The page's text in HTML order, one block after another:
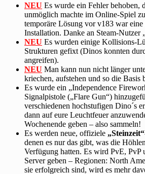
NEU Es wurde ein Fehler behoben,
unmöglich machte im Online-Spiel
temporäre Lösung vor v183 war
Installation. Danke an Steam-Nutzer
NEU Es wurden einige Kollisions-
Strukturen gefixt (Dinos konnten
angreifen).
NEU Man kann nun nicht länger
kriechen, aufstehen und so die Basis
Es wurde ein „Independence
Signalpistole („Flare Gun“)
verschiedenen hochstufigen Dino´s
dann auf eure Leuchtfeuer
Wochenende geben – also sammeln!
Es werden neue, offiziele
denen es nur das gibt, was die
Verfügung hatten. Es wird PvE, PvP
Server geben – Regionen: North
sie erfolgreich sind, wird es mehr